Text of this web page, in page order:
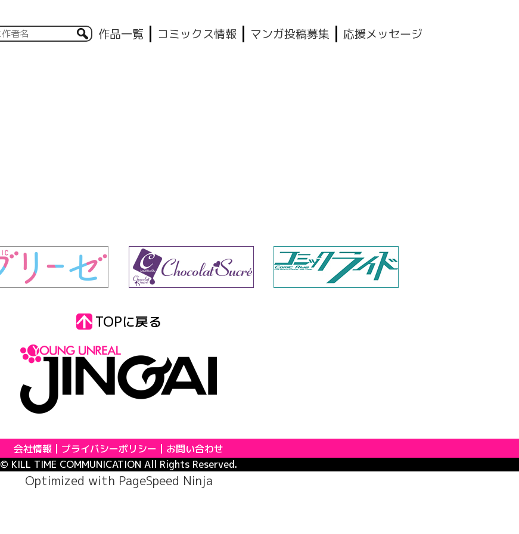
作品一覧 コミックス情報 マンガ投稿募集 応援メッセージ
TOPに戻る
会社情報 プライバシーポリシー
お問い合わせ
© KILL TIME COMMUNICATION All Rights Reserved.
Optimized with PageSpeed Ninja